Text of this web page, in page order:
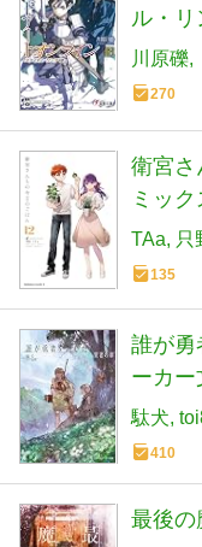
ル・リ
川原礫
270
衛宮さ
ミッ
TAa 只
135
誰が勇
ーカー
駄犬
410
最後の